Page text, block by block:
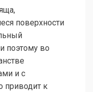
поверхности
поэтому во
и с
приводит к